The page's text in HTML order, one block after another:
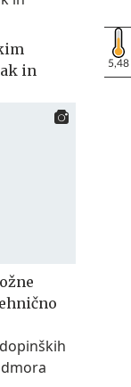
in
5,48